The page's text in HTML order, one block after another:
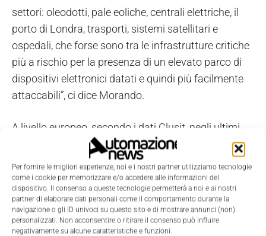
Per fornire le migliori esperienze, noi e i nostri partner utilizziamo tecnologie
come i cookie per memorizzare e/o accedere alle informazioni del
dispositivo. Il consenso a queste tecnologie permetterà a noi e ai nostri
partner di elaborare dati personali come il comportamento durante la
navigazione o gli ID univoci su questo sito e di mostrare annunci (non)
personalizzati. Non acconsentire o ritirare il consenso può influire
negativamente su alcune caratteristiche e funzioni.
settori: oleodotti, pale eoliche, centrali elettriche, il
porto di Londra, trasporti, sistemi satellitari e
ospedali, che forse sono tra le infrastrutture critiche
più a rischio per la presenza di un elevato parco di
dispositivi elettronici datati e quindi più facilmente
attaccabili”, ci dice Morando.
A livello europeo, secondo i dati Clusit, negli ultimi
quattro-cinque anni gli incidenti cyber sono
incrementati del 60% e il settore manifatturiero nel
2022 è stato il secondo più attaccato.
Se caliamo queste percentuali in Italia, Paese delle
industrie manifatturiere, l’incidenza è ancora più